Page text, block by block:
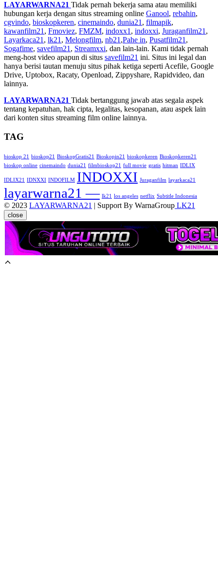
LAYARWARNA21 Tidak pernah bekerja sama atau memiliki
hubungan kerja dengan situs streaming online Ganool, rebahin,
cgvindo, bioskopkeren, cinemaindo, dunia21 , filmapik,
kawanfilm21 , Fmoviez, FMZM, indoxx1 , indoxxi, Juraganfilm21 ,
Layarkaca21 , lk21 , Melongfilm, nb21 ,Pahe in, Pusatfilm21 ,
Sogafime, savefilm21 , Streamxxi, dan lain-lain. Kami tidak pernah
meng-host video apapun di situs savefilm21 ini. Situs ini legal dan
hanya berisi tautan menuju situs pihak ketiga seperti Acefile, Google
Drive, Uptobox, Racaty, Openload, Zippyshare, Rapidvideo, dan
lainnya.
LAYARWARNA21 Tidak bertanggung jawab atas segala aspek
tentang kepatuhan, hak cipta, legalitas, kesopanan, atau aspek lain
dari konten situs streaming film online lainnya.
TAG
bioskop 21 bioskop21 BioskopGratis21 Bioskopin21 bioskopkeren Bioskopkeren21
bioskop online cinemaindo dunia21 filmbioskop21 full movie gratis hitman IDLIX
IDLIX21 IDNXXI INDOFILM INDOXXI Juraganfilm layarkaca21
layarwarna21 — lk21 los angeles netflix Subtitle Indonesia
© 2023 LAYARWARNA21 | Support By WarnaGroup LK21
close